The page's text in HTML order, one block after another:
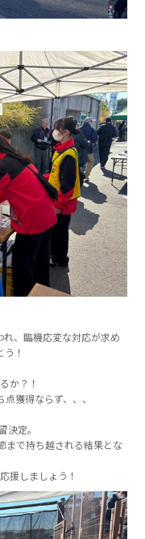
、臨機応変な対応が求め
！
か？！
獲得ならず、、、
決定。
まで持ち越される結果とな
援しましょう！